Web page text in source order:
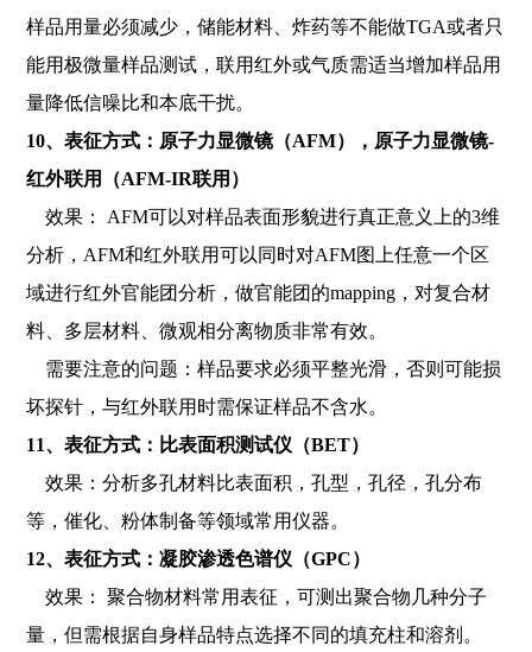
样品用量必须减少，储能材料、炸药等不能做TGA或者只
能用极微量样品测试，联用红外或气质需适当增加样品用
量降低信噪比和本底干扰。
10、表征方式：原子力显微镜（AFM），原子力显微镜-
红外联用（AFM-IR联用）
效果： AFM可以对样品表面形貌进行真正意义上的3维
分析，AFM和红外联用可以同时对AFM图上任意一个区
域进行红外官能团分析，做官能团的mapping，对复合材
料、多层材料、微观相分离物质非常有效。
需要注意的问题：样品要求必须平整光滑，否则可能损
坏探针，与红外联用时需保证样品不含水。
11、表征方式：比表面积测试仪（BET）
效果：分析多孔材料比表面积，孔型，孔径，孔分布
等，催化、粉体制备等领域常用仪器。
12、表征方式：凝胶渗透色谱仪（GPC）
效果： 聚合物材料常用表征，可测出聚合物几种分子
量，但需根据自身样品特点选择不同的填充柱和溶剂。